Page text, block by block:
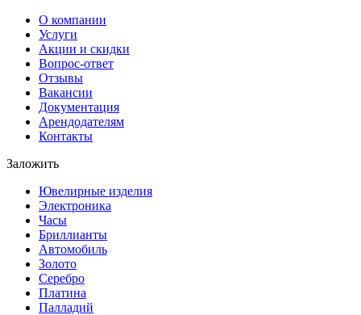
О компании
Услуги
Акции и скидки
Вопрос-ответ
Отзывы
Вакансии
Документация
Арендодателям
Контакты
Заложить
Ювелирные изделия
Электроника
Часы
Бриллиaнты
Автомобиль
Золото
Серебро
Платина
Палладий